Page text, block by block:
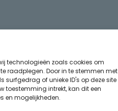
technologieën zoals cookies om
raadplegen. Door in te stemmen met
surfgedrag of unieke ID's op deze site
toestemming intrekt, kan dit een
en mogelijkheden.